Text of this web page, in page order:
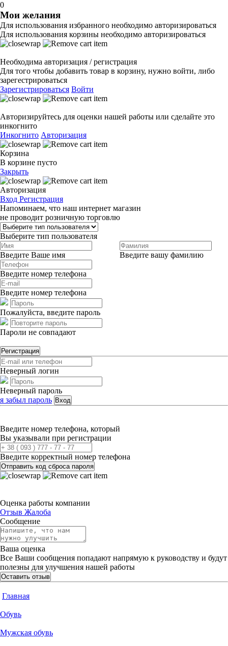
0
Мои желания
Для использования избранного необходимо авторизироваться
Для использования корзины необходимо авторизироваться
Необходима авторизация / регистрация
Для того чтобы добавить товар в корзину, нужно войти, либо
зарегестрироваться
Зарегистрироваться Войти
Авторизируйтесь для оценки нашей работы или сделайте это
инкогнито
Инкогнито Авторизация
Корзина
В корзине пусто
Закрыть
Авторизация
Вход Регистрация
Напоминаем, что наш интернет магазин
не проводит розничную торговлю
Выберите тип пользователя
Введите Ваше имя Введите вашу фамилию
Введите номер телефона
Введите номер телефона
Пожалуйста, введите пароль
Пароли не совпадают
Регистрация
Неверный логин
Неверный пароль
я забыл пароль Вход
Введите номер телефона, который
Вы указывали при регистрации
Введите корректный номер телефона
Отправить код сброса пароля
Оценка работы компании
Отзыв Жалоба
Сообщение
Ваша оценка
Все Ваши сообщения попадают напрямую к руководству и будут
полезны для улучшения нашей работы
Оставить отзыв
Главная
Обувь
Мужская обувь